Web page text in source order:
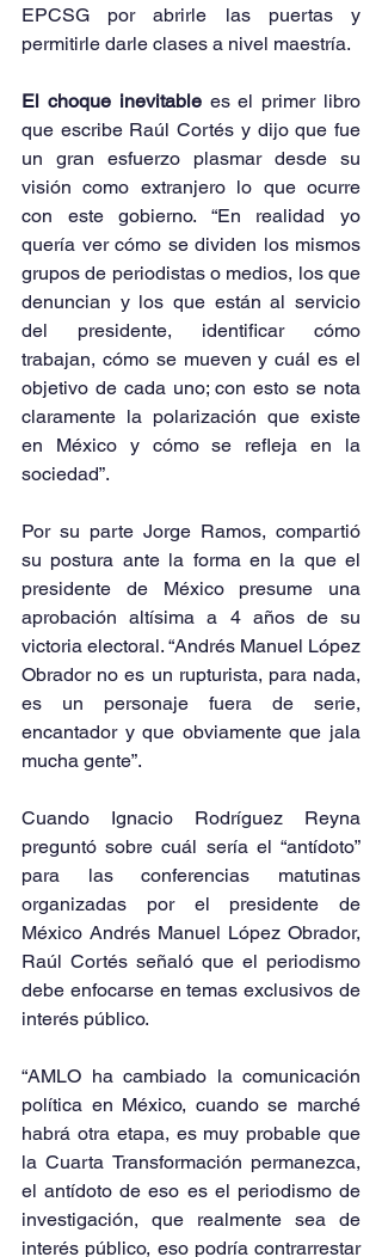
EPCSG por abrirle las puertas y
permitirle darle clases a nivel maestría.
El choque inevitable es el primer libro
que escribe Raúl Cortés y dijo que fue
un gran esfuerzo plasmar desde su
visión como extranjero lo que ocurre
con este gobierno. “En realidad yo
quería ver cómo se dividen los mismos
grupos de periodistas o medios, los que
denuncian y los que están al servicio
del presidente, identificar cómo
trabajan, cómo se mueven y cuál es el
objetivo de cada uno; con esto se nota
claramente la polarización que existe
en México y cómo se refleja en la
sociedad”.
Por su parte Jorge Ramos, compartió
su postura ante la forma en la que el
presidente de México presume una
aprobación altísima a 4 años de su
victoria electoral. “Andrés Manuel López
Obrador no es un rupturista, para nada,
es un personaje fuera de serie,
encantador y que obviamente que jala
mucha gente”.
Cuando Ignacio Rodríguez Reyna
preguntó sobre cuál sería el “antídoto”
para las conferencias matutinas
organizadas por el presidente de
México Andrés Manuel López Obrador,
Raúl Cortés señaló que el periodismo
debe enfocarse en temas exclusivos de
interés público.
“AMLO ha cambiado la comunicación
política en México, cuando se marché
habrá otra etapa, es muy probable que
la Cuarta Transformación permanezca,
el antídoto de eso es el periodismo de
investigación, que realmente sea de
interés público, eso podría contrarrestar